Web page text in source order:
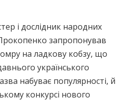
і дослідник народних
запропонував
на ладкову кобзу, що
українського
набуває популярності, й
конкурсі нового